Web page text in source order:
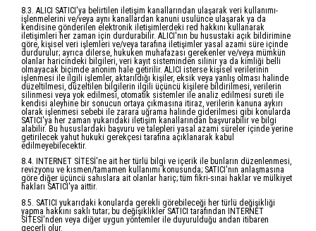
8.3. ALICI SATICI'ya belirtilen iletişim kanallarından ulaşarak veri kullanımı-
işlenmelerini ve/veya aynı kanallardan kanuni usulünce ulaşarak ya da
kendisine gönderilen elektronik iletişimlerdeki red hakkını kullanarak
iletişimleri her zaman için durdurabilir. ALICI'nın bu husustaki açık bildirimine
göre, kişisel veri işlemleri ve/veya tarafına iletişimler yasal azami süre içinde
durdurulur; ayrıca dilerse, hukuken muhafazası gerekenler ve/veya mümkün
olanlar haricindeki bilgileri, veri kayıt sisteminden silinir ya da kimliği belli
olmayacak biçimde anonim hale getirilir. ALICI isterse kişisel verilerinin
işlenmesi ile ilgili işlemler, aktarıldığı kişiler, eksik veya yanlış olması halinde
düzeltilmesi, düzeltilen bilgilerin ilgili üçüncü kişilere bildirilmesi, verilerin
silinmesi veya yok edilmesi, otomatik sistemler ile analiz edilmesi sureti ile
kendisi aleyhine bir sonucun ortaya çıkmasına itiraz, verilerin kanuna aykırı
olarak işlenmesi sebebi ile zarara uğrama halinde giderilmesi gibi konularda
SATICI'ya her zaman yukarıdaki iletişim kanallarından başvurabilir ve bilgi
alabilir. Bu hususlardaki başvuru ve talepleri yasal azami süreler içinde yerine
getirilecek yahut hukuki gerekçesi tarafına açıklanarak kabul
edilmeyebilecektir.
8.4. INTERNET SİTESİ'ne ait her türlü bilgi ve içerik ile bunların düzenlenmesi,
revizyonu ve kısmen/tamamen kullanımı konusunda; SATICI'nın anlaşmasına
göre diğer üçüncü sahıslara ait olanlar hariç; tüm fikri-sınai haklar ve mülkiyet
hakları SATICI'ya aittir.
8.5. SATICI yukarıdaki konularda gerekli görebileceği her türlü değişikliği
yapma hakkını saklı tutar; bu değişiklikler SATICI tarafından INTERNET
SİTESİ'nden veya diğer uygun yöntemler ile duyurulduğu andan itibaren
geçerli olur.